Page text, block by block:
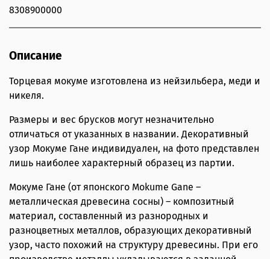
8308900000
Описание
Торцевая мокуме изготовлена из нейзильбера, меди и
никеля.
Размеры и вес брусков могут незначительно
отличаться от указанных в названии. Декоративный
узор Мокуме Гане индивидуален, на фото представлен
лишь наиболее характерный образец из партии.
Мокуме Гане (от японского Mokume Gane –
металлическая древесина сосны) – композитный
материал, составленный из разнородных и
разноцветных металлов, образующих декоративный
узор, часто похожий на структуру древесины. При его